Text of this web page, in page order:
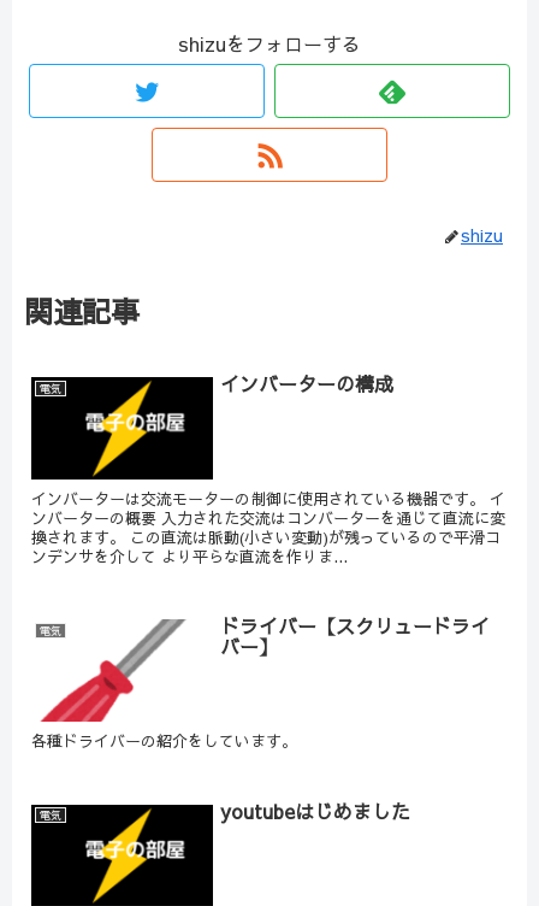
shizuをフォローする
shizu
関連記事
電気 インバーターの構成
インバーターは交流モーターの制御に使用されている機器です。 イ
ンバーターの概要 入力された交流はコンバーターを通じて直流に変
換されます。 この直流は脈動(小さい変動)が残っているので平滑コ
ンデンサを介して より平らな直流を作りま...
電気 ドライバー【スクリュードライ
バー】
各種ドライバーの紹介をしています。
電気 youtubeはじめました